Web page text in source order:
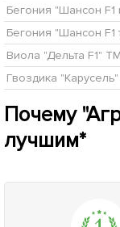
Виола "Дельта F1"
Почему
лучшим*